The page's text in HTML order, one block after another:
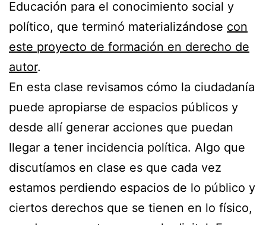
Educación para el conocimiento social y
político, que terminó materializándose con
este proyecto de formación en derecho de
autor.
En esta clase revisamos cómo la ciudadanía
puede apropiarse de espacios públicos y
desde allí generar acciones que puedan
llegar a tener incidencia política. Algo que
discutíamos en clase es que cada vez
estamos perdiendo espacios de lo público y
ciertos derechos que se tienen en lo físico,